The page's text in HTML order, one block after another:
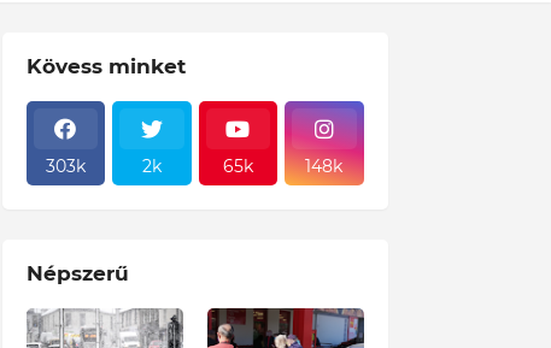
Kövess minket
303k 2k 65k 148k
Népszerű